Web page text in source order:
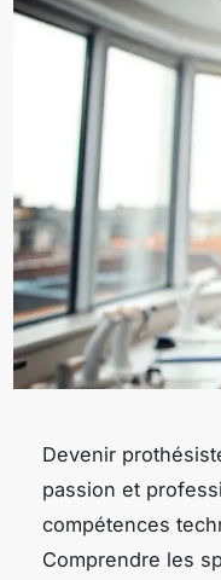
Devenir
passion et
compétences
Comprendre les